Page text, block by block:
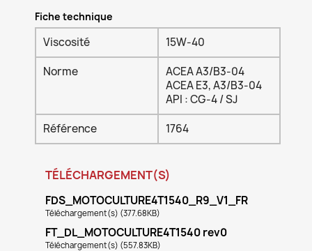
Fiche technique
Viscosité
15W-40
Norme
ACEA A3/B3-04
ACEA E3, A3/B3-04
API : CG-4 / SJ
Référence
1764
TÉLÉCHARGEMENT(S)
FDS_MOTOCULTURE4T1540_R9_V1_FR
Téléchargement(s) (377.68KB)
FT_DL_MOTOCULTURE4T1540 rev0
Téléchargement(s) (557.83KB)